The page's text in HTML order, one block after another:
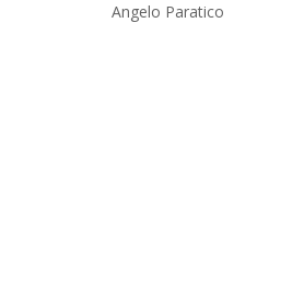
Angelo Paratico